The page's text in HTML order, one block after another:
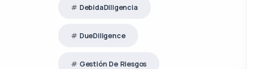
DebidaDiligencia
DueDiligence
Gestión De Riesgos